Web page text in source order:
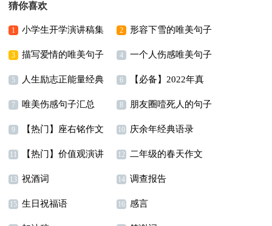
猜你喜欢
1 小学生开学演讲稿集
合9篇
2 形容下雪的唯美句子
6篇
3 描写爱情的唯美句子
精选15篇
4 一个人伤感唯美句子
5 人生励志正能量经典
语录
6 【必备】2022年真
诚温暖的早安心语朋友
圈32句
7 唯美伤感句子汇总
86条
8 朋友圈噎死人的句子
9 【热门】座右铭作文
汇编5篇
10 庆余年经典语录
11 【热门】价值观演讲
稿4篇
12 二年级的春天作文
300字4篇
13 祝酒词 14 调查报告
15 生日祝福语 16 感言